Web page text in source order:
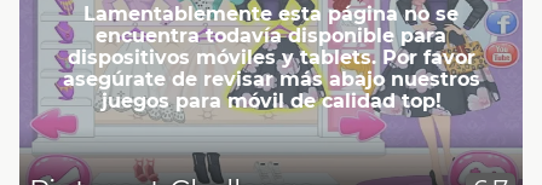
Lamentablemente esta página no se
encuentra todavía disponible para
dispositivos móviles y tablets. Por favor
asegúrate de revisar más abajo nuestros
juegos para móvil de calidad top!